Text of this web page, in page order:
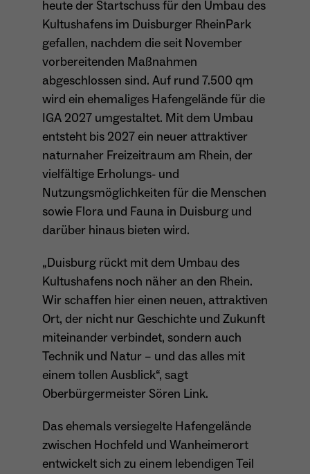
Name PHPSESSID
Anbieter Session Cookies
Laufzeit
Sessio-Cookie wird beim Schliessen der
Webseite wieder gelöscht
Zweck
PHPs Standard Sitzungs-Identifikation
(Formulare).
Name be_typo_user
Anbieter TYPO3
Laufzeit Ende der Sitzung
Zweck
Dieser Cookie teilt der Webseite mit, ob ein
Besucher im Typo3-Backend angemeldet ist
und die Rechte besitzt diese zu verwalten.
Name cookie_optin
Anbieter Sgalinski
Anbieter Matomo
Laufzeit
Zweck
Dient zur anonymen Wiedererkennung eines
Besuchers.
Name _pk_ses*
Anbieter Matomo
Laufzeit 30 Minuten
Zweck
aktuellen Sitzung.
Name _pk_ref.*
Anbieter Matomo
Laufzeit 6 Monate
Zweck Speichert die Herkunft des Besuchers.
Aktivierung Mehrsprachigkeit
Diese Cookies ermöglichen die automatische Übersetzung
Name googtrans
GTranslate Inc.
Laufzeit 1 Jahr
Speichert die vom Nutzer gewählte Sprache
für die automatische Übersetzung der
Website.
Cookie-Informationen anzeigen
heute der Startschuss für den Umbau des
Kultushafens im Duisburger RheinPark
gefallen, nachdem die seit November
vorbereitenden Maßnahmen
abgeschlossen sind. Auf rund 7.500 qm
wird ein ehemaliges Hafengelände für die
IGA 2027 umgestaltet. Mit dem Umbau
entsteht bis 2027 ein neuer attraktiver
naturnaher Freizeitraum am Rhein, der
vielfältige Erholungs- und
Nutzungsmöglichkeiten für die Menschen
sowie Flora und Fauna in Duisburg und
darüber hinaus bieten wird.
„Duisburg rückt mit dem Umbau des
Kultushafens noch näher an den Rhein.
Wir schaffen hier einen neuen, attraktiven
Ort, der nicht nur Geschichte und Zukunft
miteinander verbindet, sondern auch
Technik und Natur – und das alles mit
einem tollen Ausblick“, sagt
Oberbürgermeister Sören Link.
Das ehemals versiegelte Hafengelände
zwischen Hochfeld und Wanheimerort
entwickelt sich zu einem lebendigen Teil